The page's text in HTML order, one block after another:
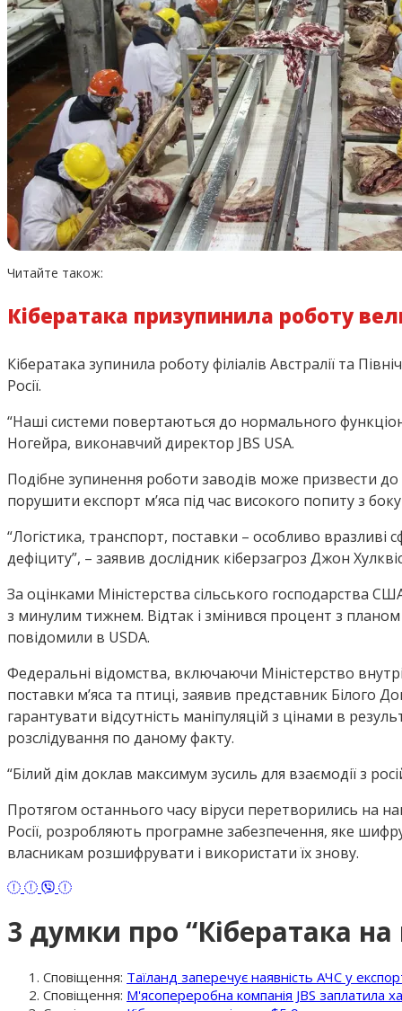
Читайте також:
Кібератака призупинила роботу
Кібератака зупинила роботу філіалів Австралії та
Росії.
“Наші системи повертаються до нормального
Ногейра, виконавчий директор JBS USA.
Подібне зупинення роботи заводів може призвести до
порушити експорт м’яса під час високого попиту з
“Логістика, транспорт, поставки – особливо
дефіциту”, – заявив дослідник кіберзагроз Джон
За оцінками Міністерства сільського господарства
з минулим тижнем. Відтак і змінився процент з
повідомили в USDA.
Федеральні відомства, включаючи Міністерство
поставки м’яса та птиці, заявив представник Білого
гарантувати відсутність маніпуляцій з цінами в
розслідування по даному факту.
“Білий дім доклав максимум зусиль для взаємодії з
Протягом останнього часу віруси перетворились на
Росії, розробляють програмне забезпечення, яке
власникам розшифрувати і використати їх знову.
3 думки про “Кібератака на
Сповіщення: Таїланд заперечує наявність АЧС у
Сповіщення: М'ясопереробна компанія JBS заплатила